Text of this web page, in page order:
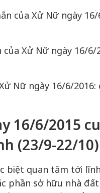
của Xử Nữ ngày 16/
của Xử Nữ ngày 16/6/
Nữ ngày 16/6/2016:
16/6/2015
(23/9-22/10)
biệt quan tâm tới
phần sở hữu nhà